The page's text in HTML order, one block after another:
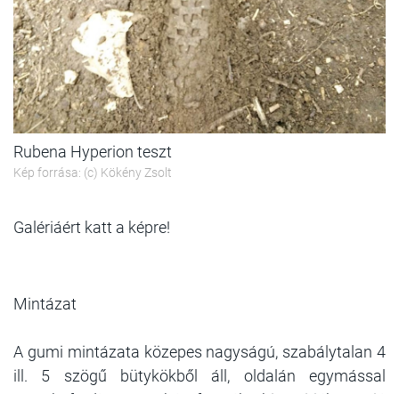
Rubena Hyperion teszt
Kép forrása: (c) Kökény Zsolt
Galériáért katt a képre!
Mintázat
A gumi mintázata közepes nagyságú, szabálytalan 4
ill. 5 szögű bütykökből áll, oldalán egymással